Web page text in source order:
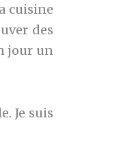
cuisine
des
jour un
Je suis